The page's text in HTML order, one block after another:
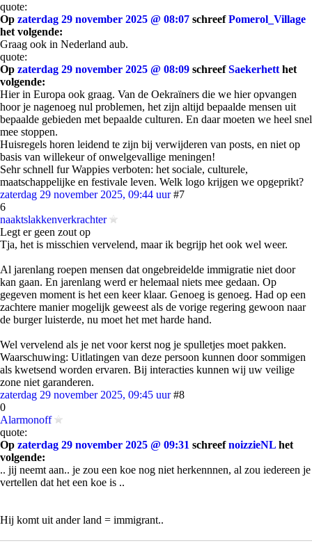
quote:
Op zaterdag 29 november 2025 @ 08:07 schreefPomerol_Village
het volgende:
Graag ook in Nederland aub.
quote:
Op zaterdag 29 november 2025 @ 08:09 schreefSaekerhett het
volgende:
Hier in Europa ook graag. Van de Oekraïners die we hier opvangen
hoor je nagenoeg nul problemen, het zijn altijd bepaalde mensen uit
bepaalde gebieden met bepaalde culturen. En daar moeten we heel snel
mee stoppen.
Huisregels horen leidend te zijn bij verwijderen van posts, en niet op
basis van willekeur of onwelgevallige meningen!
Sehr schnell fur Wappies verboten: het sociale, culturele,
maatschappelijke en festivale leven. Welk logo krijgen we opgeprikt?
zaterdag 29 november 2025, 09:44 uur #7
6
naaktslakkenverkrachter
Legt er geen zout op
Tja, het is misschien vervelend, maar ik begrijp het ook wel weer.
Al jarenlang roepen mensen dat ongebreidelde immigratie niet door
kan gaan. En jarenlang werd er helemaal niets mee gedaan. Op
gegeven moment is het een keer klaar. Genoeg is genoeg. Had op een
zachtere manier mogelijk geweest als de vorige regering gewoon naar
de burger luisterde, nu moet het met harde hand.
Wel vervelend als je net voor kerst nog je spulletjes moet pakken.
Waarschuwing: Uitlatingen van deze persoon kunnen door sommigen
als kwetsend worden ervaren. Bij interacties kunnen wij uw veilige
zone niet garanderen.
zaterdag 29 november 2025, 09:45 uur #8
0
Alarmonoff
quote:
Op zaterdag 29 november 2025 @ 09:31 schreefnoizzieNL het
volgende:
.. jij neemt aan.. je zou een koe nog niet herkennnen, al zou iedereen je
vertellen dat het een koe is ..
Hij komt uit ander land = immigrant..